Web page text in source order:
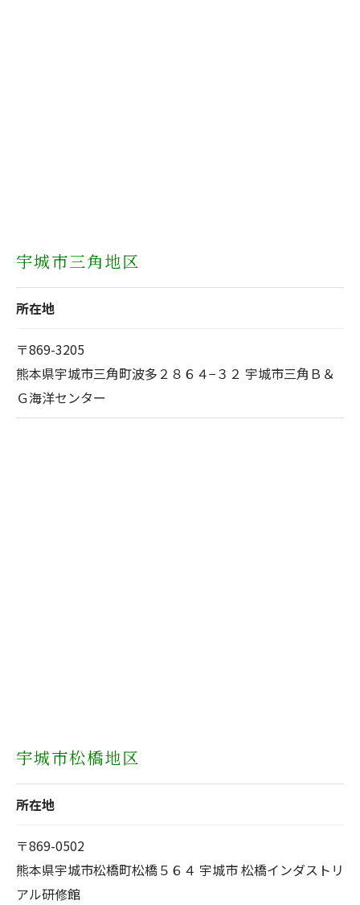
宇城市三角地区
所在地
〒869-3205
熊本県宇城市三角町波多２８６４−３２ 宇城市三角Ｂ＆
Ｇ海洋センター
宇城市松橋地区
所在地
〒869-0502
熊本県宇城市松橋町松橋５６４ 宇城市 松橋インダストリ
アル研修館